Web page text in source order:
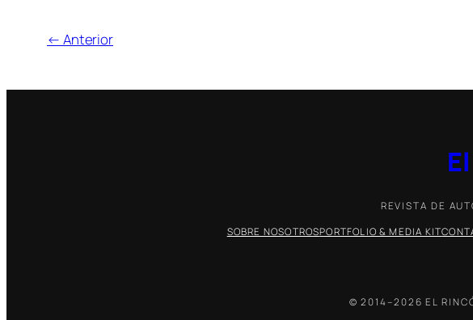
← Anterior
REVISTA DE
SOBRE NOSOTROSPORTFOLIO & MEDIA KIT
© 2014–2026 EL